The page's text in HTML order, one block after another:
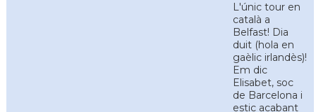
L'únic tour en
català a
Belfast! Dia
duit (hola en
gaèlic irlandès)!
Em dic
Elisabet, soc
de Barcelona i
estic acabant